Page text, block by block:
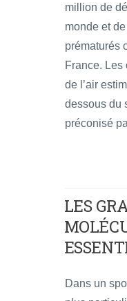
million de
monde et
prématurés
France.
de l’air
dessous du
préconisé
LES
Dans un